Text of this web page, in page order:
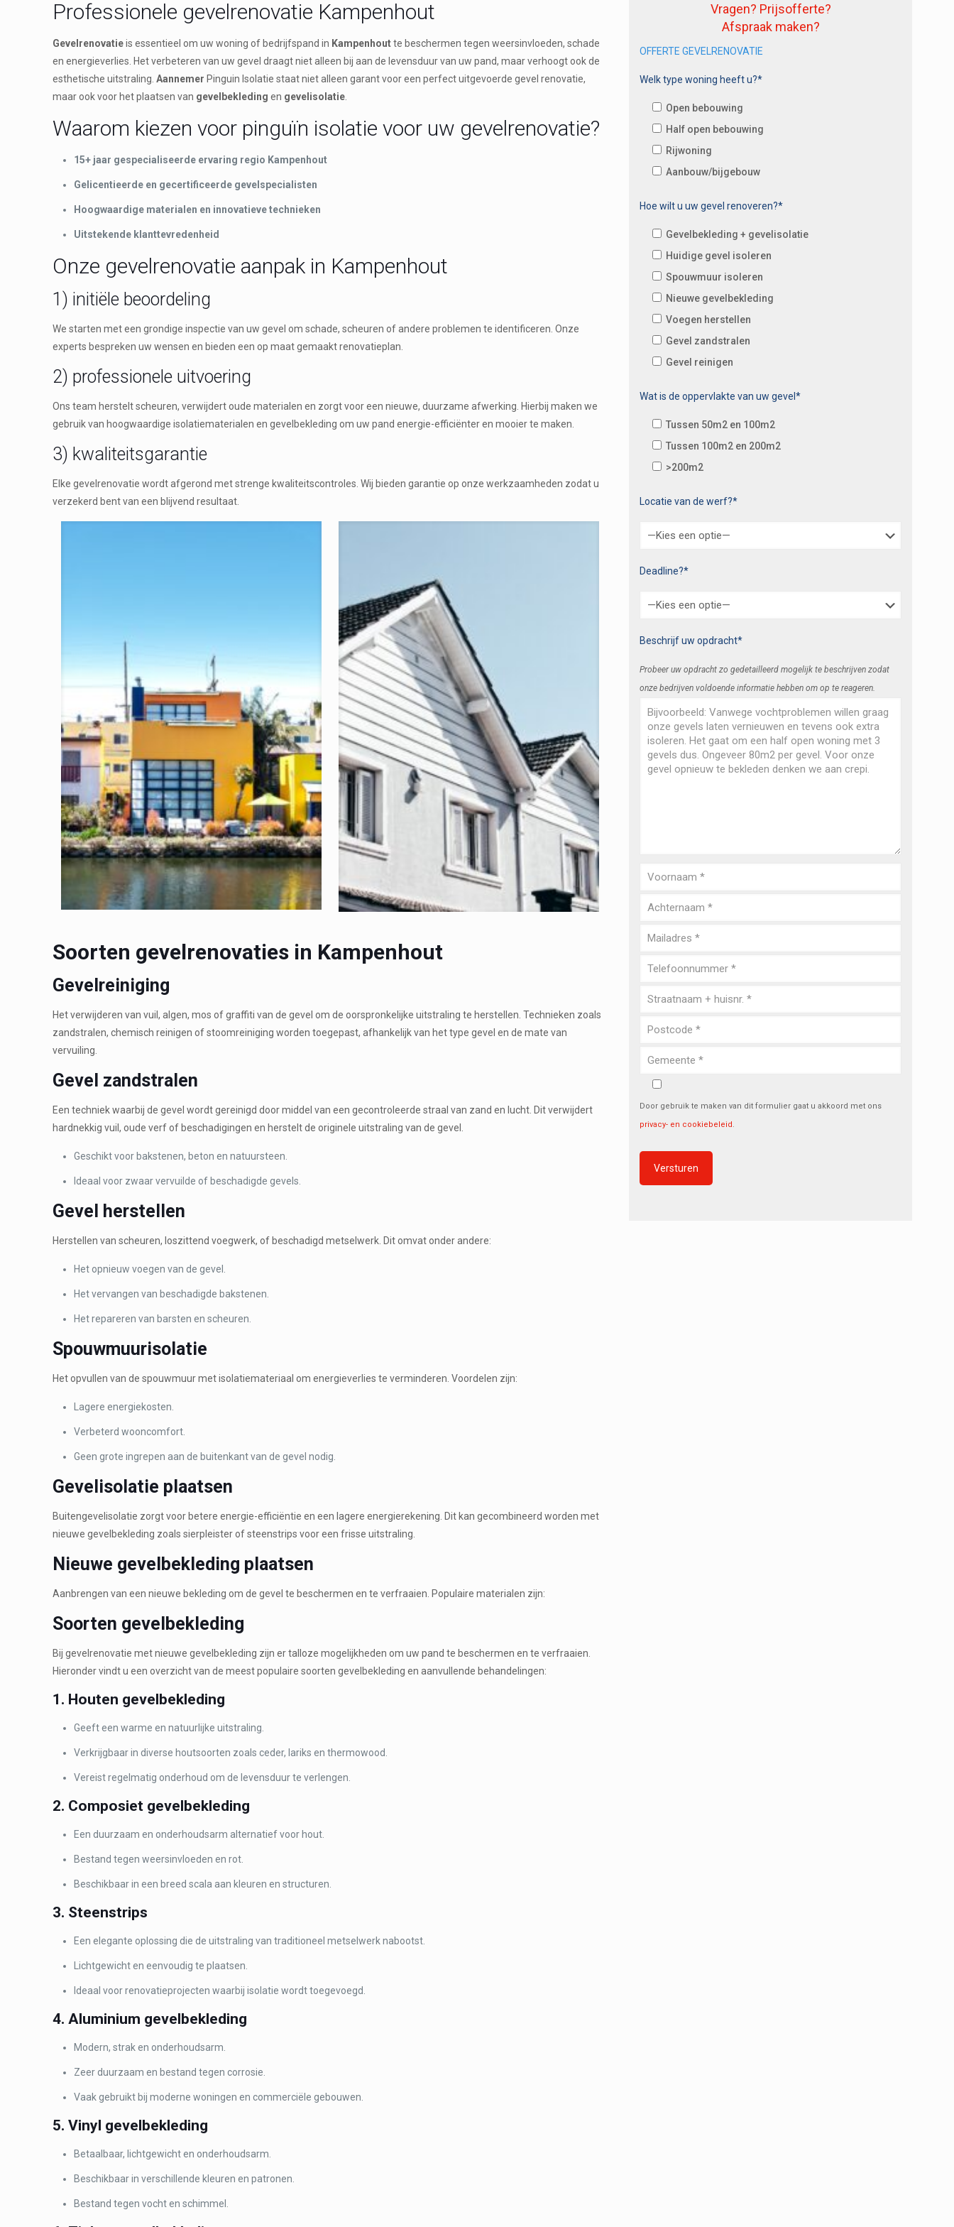
Professionele gevelrenovatie Kampenhout
Gevelrenovatieis essentieel om uw woning of bedrijfspand in Kampenhoutte beschermen tegen weersinvloeden, schade
en energieverlies. Het verbeteren van uw gevel draagt niet alleen bij aan de levensduur van uw pand, maar verhoogt ook de
esthetische uitstraling.Aannemer Pinguin Isolatie staat niet alleen garant voor een perfect uitgevoerde gevel renovatie,
maar ook voor het plaatsen van gevelbekleding en gevelisolatie
Waarom kiezen voor pinguïn isolatie voor uw gevelrenovatie?
15+ jaar gespecialiseerde ervaring regio Kampenhout
Gelicentieerde en gecertificeerde gevelspecialisten
Hoogwaardige materialen en innovatieve technieken
Uitstekende klanttevredenheid
Onze gevelrenovatie aanpak in Kampenhout
1) initiële beoordeling
We starten met een grondige inspectie van uw gevel om schade, scheuren of andere problemen te identificeren. Onze
experts bespreken uw wensen en bieden een op maat gemaakt renovatieplan.
2) professionele uitvoering
Ons team herstelt scheuren, verwijdert oude materialen en zorgt voor een nieuwe, duurzame afwerking. Hierbij maken we
gebruik van hoogwaardige isolatiematerialen en gevelbekleding om uw pand energie-efficiënter en mooier te maken.
3) kwaliteitsgarantie
Elke gevelrenovatie wordt afgerond met strenge kwaliteitscontroles. Wij bieden garantie op onze werkzaamheden zodat u
verzekerd bent van een blijvend resultaat.
Soorten gevelrenovaties in Kampenhout
Gevelreiniging
Het verwijderen van vuil, algen, mos of graffiti van de gevel om de oorspronkelijke uitstraling te herstellen. Technieken zoals
zandstralen, chemisch reinigen of stoomreiniging worden toegepast, afhankelijk van het type gevel en de mate van
vervuiling.
Gevel zandstralen
Een techniek waarbij de gevel wordt gereinigd door middel van een gecontroleerde straal van zand en lucht. Dit verwijdert
hardnekkig vuil, oude verf of beschadigingen en herstelt de originele uitstraling van de gevel.
Geschikt voor bakstenen, beton en natuursteen.
Ideaal voor zwaar vervuilde of beschadigde gevels.
Gevel herstellen
Herstellen van scheuren, loszittend voegwerk, of beschadigd metselwerk. Dit omvat onder andere:
Het opnieuw voegen van de gevel.
Het vervangen van beschadigde bakstenen.
Het repareren van barsten en scheuren.
Spouwmuurisolatie
Het opvullen van de spouwmuur met isolatiemateriaal om energieverlies te verminderen. Voordelen zijn:
Lagere energiekosten.
Verbeterd wooncomfort.
Geen grote ingrepen aan de buitenkant van de gevel nodig.
Gevelisolatie plaatsen
Buitengevelisolatie zorgt voor betere energie-efficiëntie en een lagere energierekening. Dit kan gecombineerd worden met
nieuwe gevelbekleding zoals sierpleister of steenstrips voor een frisse uitstraling.
Nieuwe gevelbekleding plaatsen
Aanbrengen van een nieuwe bekleding om de gevel te beschermen en te verfraaien. Populaire materialen zijn:
Soorten gevelbekleding
Bij gevelrenovatie met nieuwe gevelbekleding zijn er talloze mogelijkheden om uw pand te beschermen en te verfraaien.
Hieronder vindt u een overzicht van de meest populaire soorten gevelbekleding en aanvullende behandelingen:
1. Houten gevelbekleding
Geeft een warme en natuurlijke uitstraling.
Verkrijgbaar in diverse houtsoorten zoals ceder, lariks en thermowood.
Vereist regelmatig onderhoud om de levensduur te verlengen.
2. Composiet gevelbekleding
Een duurzaam en onderhoudsarm alternatief voor hout.
Bestand tegen weersinvloeden en rot.
Beschikbaar in een breed scala aan kleuren en structuren.
3. Steenstrips
Een elegante oplossing die de uitstraling van traditioneel metselwerk nabootst.
Lichtgewicht en eenvoudig te plaatsen.
Ideaal voor renovatieprojecten waarbij isolatie wordt toegevoegd.
4. Aluminium gevelbekleding
Modern, strak en onderhoudsarm.
Zeer duurzaam en bestand tegen corrosie.
Vaak gebruikt bij moderne woningen en commerciële gebouwen.
5. Vinyl gevelbekleding
Betaalbaar, lichtgewicht en onderhoudsarm.
Beschikbaar in verschillende kleuren en patronen.
Bestand tegen vocht en schimmel.
Vragen? Prijsofferte?
Afspraak maken?
OFFERTE GEVELRENOVATIE
Welk type woning heeft u?*
Open bebouwing
Half open bebouwing
Rijwoning
Aanbouw/bijgebouw
Hoe wilt u uw gevel renoveren?*
Gevelbekleding + gevelisolatie
Huidige gevel isoleren
Spouwmuur isoleren
Nieuwe gevelbekleding
Voegen herstellen
Gevel zandstralen
Gevel reinigen
Wat is de oppervlakte van uw gevel*
Tussen 50m2 en 100m2
Tussen 100m2 en 200m2
>200m2
Locatie van de werf?*
Deadline?*
Beschrijf uw opdracht*
Probeer uw opdracht zo gedetailleerd mogelijk te beschrijven zodat
onze bedrijven voldoende informatie hebben om op te reageren.
Door gebruik te maken van dit formulier gaat u akkoord met ons
privacy- en cookiebeleid